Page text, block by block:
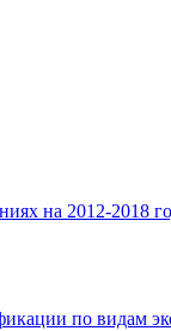
на 2012-2018
по видам